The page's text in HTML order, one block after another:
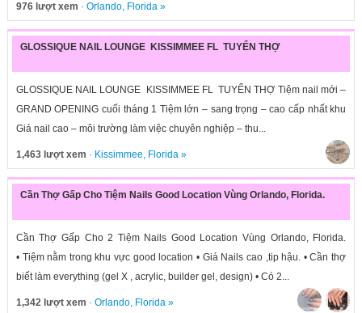
976 lượt xem · Orlando, Florida»
GLOSSIQUE NAIL LOUNGE KISSIMMEE FL TUYỂN THỢ
GLOSSIQUE NAIL LOUNGE KISSIMMEE FL TUYỂN THỢ Tiệm nail mới –
GRAND OPENING cuối tháng 1 Tiệm lớn – sang trọng – cao cấp nhất khu
Giá nail cao – môi trường làm việc chuyên nghiệp – thu...
1,463 lượt xem · Kissimmee, Florida»
Cần Thợ Gấp Cho Tiệm Nails Good Location Vùng Orlando, Florida.
Cần Thợ Gấp Cho 2 Tiệm Nails Good Location Vùng Orlando, Florida.
• Tiệm nằm trong khu vực good location • Giá Nails cao ,tip hậu. • Cần thợ
biết làm everything (gel X , acrylic, builder gel, design) • Có 2...
1,342 lượt xem · Orlando, Florida»